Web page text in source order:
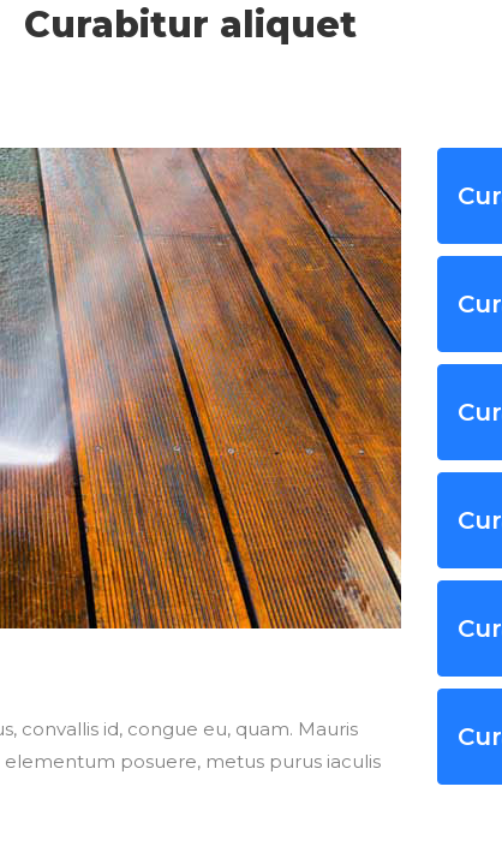
Curabitur aliquet
convallis id, congue eu, quam. Mauris
posuere, metus purus iaculis